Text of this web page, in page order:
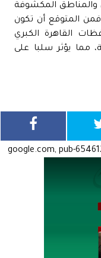
والمناطق المكشوفة
فمن المتوقع أن تكون
القاهرة الكبري
مما يؤثر سلبا على
google.com, pub-